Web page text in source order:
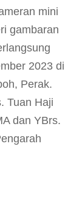
mini
gambaran
2023 di
Perak.
Tuan Haji
dan YBrs.